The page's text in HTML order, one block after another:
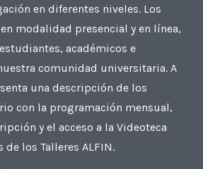
en diferentes niveles. Los
modalidad presencial y en línea,
académicos e
comunidad universitaria. A
una descripción de los
con la programación mensual,
y el acceso a la Videoteca
los Talleres ALFIN.